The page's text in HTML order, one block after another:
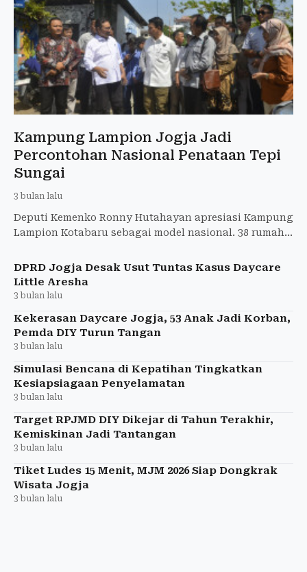
Kampung Lampion Jogja Jadi
Percontohan Nasional Penataan Tepi
Sungai
3 bulan lalu
Deputi Kemenko Ronny Hutahayan apresiasi Kampung
Lampion Kotabaru sebagai model nasional. 38 rumah
DPRD Jogja Desak Usut Tuntas Kasus Daycare
Little Aresha
3 bulan lalu
Kekerasan Daycare Jogja, 53 Anak Jadi Korban,
Pemda DIY Turun Tangan
3 bulan lalu
Simulasi Bencana di Kepatihan Tingkatkan
Kesiapsiagaan Penyelamatan
3 bulan lalu
Target RPJMD DIY Dikejar di Tahun Terakhir,
Kemiskinan Jadi Tantangan
3 bulan lalu
Tiket Ludes 15 Menit, MJM 2026 Siap Dongkrak
Wisata Jogja
3 bulan lalu